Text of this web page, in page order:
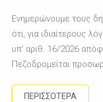
Ενημερώνουμε τους
ότι, για ιδιαίτερους
υπ’ αριθ. 16/2026
Πεζοδρομείται
ΠΕΡΙΣΣΟΤΕΡΑ